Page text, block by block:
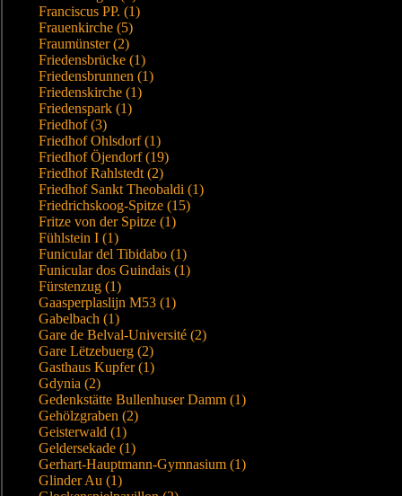
Franciscus PP. (1)
Frauenkirche (5)
Fraumünster (2)
Friedensbrücke (1)
Friedensbrunnen (1)
Friedenskirche (1)
Friedenspark (1)
Friedhof (3)
Friedhof Ohlsdorf (1)
Friedhof Öjendorf (19)
Friedhof Rahlstedt (2)
Friedhof Sankt Theobaldi (1)
Friedrichskoog-Spitze (15)
Fritze von der Spitze (1)
Fühlstein I (1)
Funicular del Tibidabo (1)
Funicular dos Guindais (1)
Fürstenzug (1)
Gaasperplaslijn M53 (1)
Gabelbach (1)
Gare de Belval-Université (2)
Gare Lëtzebuerg (2)
Gasthaus Kupfer (1)
Gdynia (2)
Gedenkstätte Bullenhuser Damm (1)
Gehölzgraben (2)
Geisterwald (1)
Geldersekade (1)
Gerhart-Hauptmann-Gymnasium (1)
Glinder Au (1)